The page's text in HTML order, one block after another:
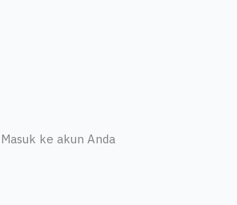
Masuk ke akun Anda